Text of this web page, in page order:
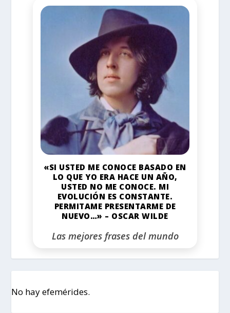
«SI USTED ME CONOCE BASADO EN
LO QUE YO ERA HACE UN AÑO,
USTED NO ME CONOCE. MI
EVOLUCIÓN ES CONSTANTE.
PERMITAME PRESENTARME DE
NUEVO…» – OSCAR WILDE
Las mejores frases del mundo
No hay efemérides.